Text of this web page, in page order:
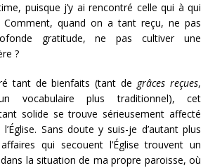
puisque j’y ai rencontré celle qui à qui
Comment, quand on a tant reçu, ne pas
gratitude, ne pas cultiver une
?
tant de bienfaits (tant de grâces reçues,
vocabulaire plus traditionnel), cet
solide se trouve sérieusement affecté
Sans doute y suis-je d’autant plus
qui secouent l’Église trouvent un
la situation de ma propre paroisse, où